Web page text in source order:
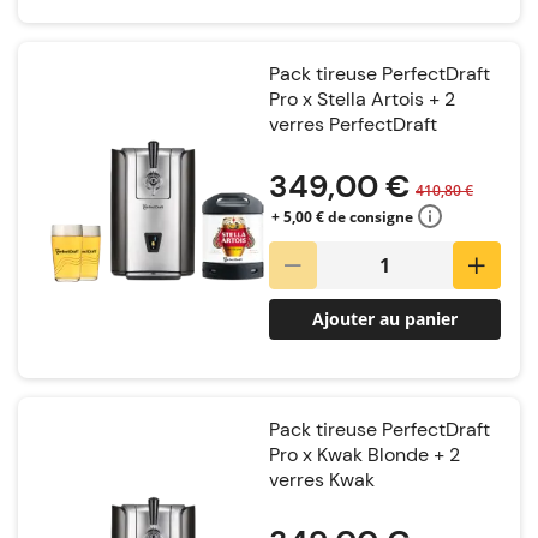
Pack tireuse PerfectDraft
Pro x Stella Artois + 2
verres PerfectDraft
349,00 € 410,80 €
+ 5,00 € de consigne
Ajouter au panier
Pack tireuse PerfectDraft
Pro x Kwak Blonde + 2
verres Kwak